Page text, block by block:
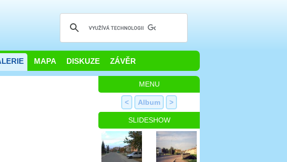
MAPA DISKUZE ZÁVĚR
MENU
< Album >
SLIDESHOW